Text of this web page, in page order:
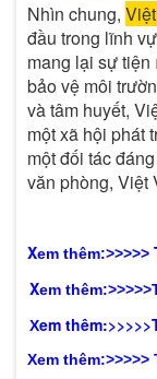
Nhìn chung,
đầu trong lĩnh
mang lại sự
bảo vệ môi
và tâm huyết,
một xã hội phát
một đối tác
văn phòng, Việt
Xem thêm:>>>>>
Xem
Xem
Xem thêm:>>>>>